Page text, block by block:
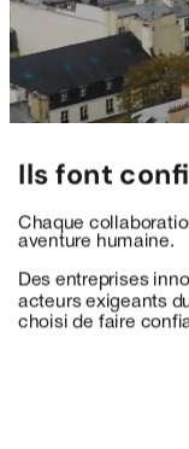
Ils font
Chaque
aventure humaine.
Des entreprises
acteurs exigeants
choisi de faire